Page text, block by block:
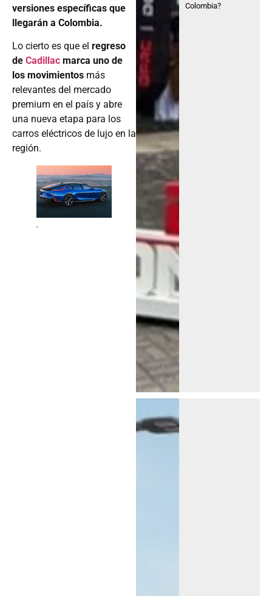
versiones específicas que
llegarán a Colombia.
Lo cierto es que el regreso
de Cadillac marca uno de
los movimientos más
relevantes del mercado
premium en el país y abre
una nueva etapa para los
carros eléctricos de lujo en la
región.
.
Colombia?